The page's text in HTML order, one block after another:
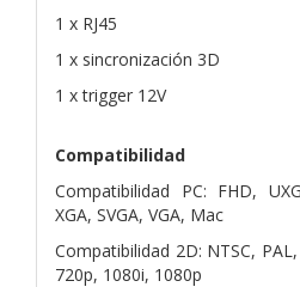
1 x RJ45
1 x sincronización 3D
1 x trigger 12V
Compatibilidad
Compatibilidad PC: FHD,
XGA, SVGA, VGA, Mac
Compatibilidad 2D: NTSC,
720p, 1080i, 1080p